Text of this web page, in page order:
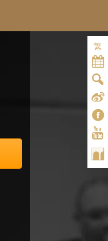
繁